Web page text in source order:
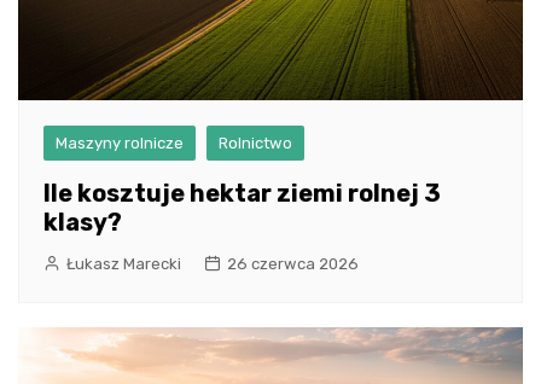
Maszyny rolnicze Rolnictwo
Ile kosztuje hektar ziemi rolnej 3
klasy?
Łukasz Marecki 26 czerwca 2026